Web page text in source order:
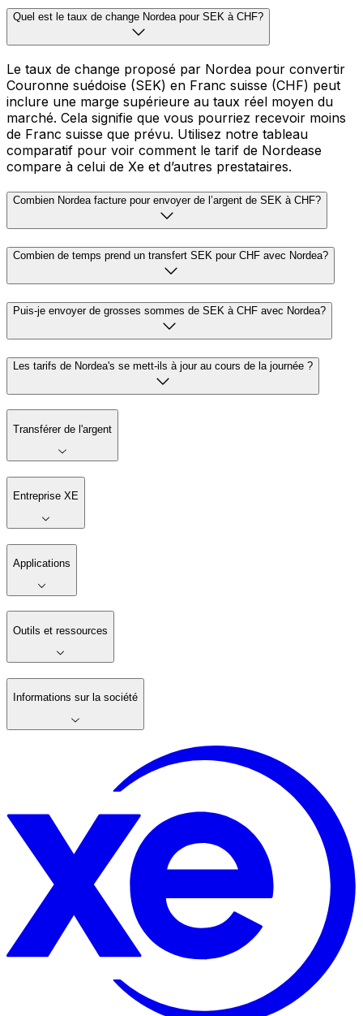
Quel est le taux de change Nordea pour SEK à CHF?
Le taux de change proposé par Nordea pour convertir
Couronne suédoise (SEK) en Franc suisse (CHF) peut
inclure une marge supérieure au taux réel moyen du
marché. Cela signifie que vous pourriez recevoir moins
de Franc suisse que prévu. Utilisez notre tableau
comparatif pour voir comment le tarif de Nordease
compare à celui de Xe et d’autres prestataires.
Combien Nordea facture pour envoyer de l’argent de SEK à CHF?
Combien de temps prend un transfert SEK pour CHF avec Nordea?
Puis-je envoyer de grosses sommes de SEK à CHF avec Nordea?
Les tarifs de Nordea's se mett-ils à jour au cours de la journée ?
Transférer de l'argent
Entreprise XE
Applications
Outils et ressources
Informations sur la société